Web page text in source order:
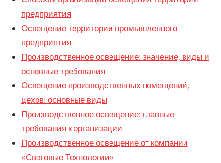
предприятия
Освещение территории промышленного
предприятия
Производственное освещение: значение, виды и
основные требования
Освещение производственных помещений,
цехов: основные виды
Производственное освещение: главные
требования к организации
Производственное освещение от компании
«Световые Технологии»